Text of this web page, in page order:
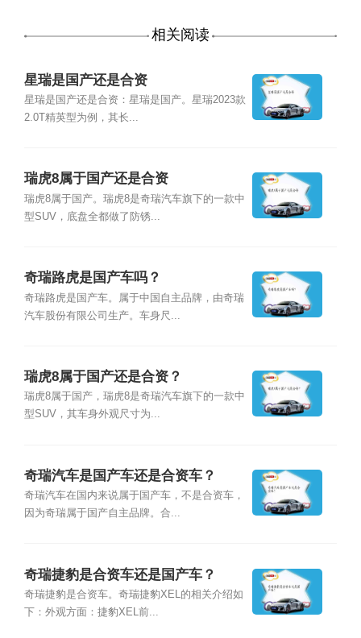
相关阅读
星瑞是国产还是合资
星瑞是国产还是合资：星瑞是国产。星瑞2023款
2.0T精英型为例，其长...
瑞虎8属于国产还是合资
瑞虎8属于国产。瑞虎8是奇瑞汽车旗下的一款中
型SUV，底盘全都做了防锈...
奇瑞路虎是国产车吗？
奇瑞路虎是国产车。属于中国自主品牌，由奇瑞
汽车股份有限公司生产。车身尺...
瑞虎8属于国产还是合资？
瑞虎8属于国产，瑞虎8是奇瑞汽车旗下的一款中
型SUV，其车身外观尺寸为...
奇瑞汽车是国产车还是合资车？
奇瑞汽车在国内来说属于国产车，不是合资车，
因为奇瑞属于国产自主品牌。合...
奇瑞捷豹是合资车还是国产车？
奇瑞捷豹是合资车。奇瑞捷豹XEL的相关介绍如
下：外观方面：捷豹XEL前...